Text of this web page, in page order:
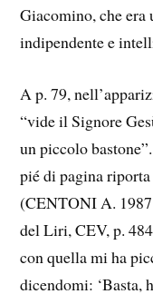
Giacomino, che
indipendente e
A p. 79,
“vide il Signore
un piccolo
pié di pagina
(CENTONI A. 1987
del Liri, CEV, p.
con quella mi ha
dicendomi: ‘Basta,